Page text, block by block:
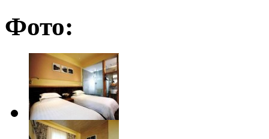
Фото: